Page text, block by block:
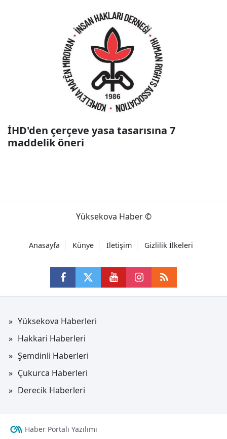
İHD'den çerçeve yasa tasarısına 7
maddelik öneri
Yüksekova Haber ©
Anasayfa Künye İletişim Gizlilik İlkeleri
Yüksekova Haberleri
Hakkari Haberleri
Şemdinli Haberleri
Çukurca Haberleri
Derecik Haberleri
Haber Portalı Yazılımı